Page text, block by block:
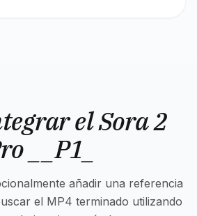
el Sora 2
__P1_
añadir una referencia
el MP4 terminado utilizando